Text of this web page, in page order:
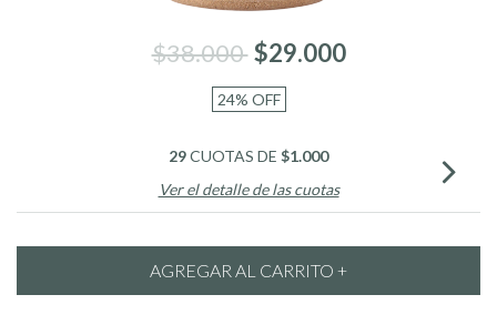
$38.000 $29.000
24% OFF
29CUOTAS DE $1.000
Ver el detalle de las cuotas